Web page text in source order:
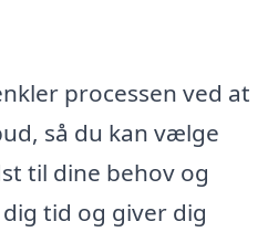
processen ved at
så du kan vælge
til dine behov og
tid og giver dig